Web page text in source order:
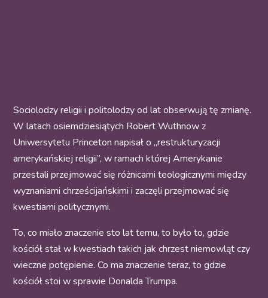
Sociolodzy religii i politolodzy od lat obserwują tę zmianę.
W latach osiemdziesiątych Robert Wuthnow z
Uniwersytetu Princeton napisał o „restrukturyzacji
amerykańskiej religii”, w ramach której Amerykanie
przestali przejmować się różnicami teologicznymi między
wyznaniami chrześcijańskimi i zaczęli przejmować się
kwestiami politycznymi.
To, co miało znaczenie sto lat temu, to było to, gdzie
kościół stał w kwestiach takich jak chrzest niemowląt czy
wieczne potępienie. Co ma znaczenie teraz, to gdzie
kościół stoi w sprawie Donalda Trumpa.